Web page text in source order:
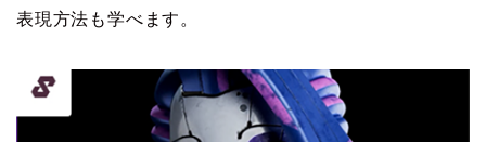
表現方法も学べます。